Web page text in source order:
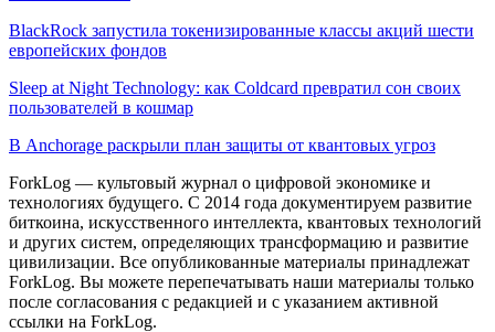
BlackRock запустила токенизированные классы акций шести
европейских фондов
Sleep at Night Technology: как Coldcard превратил сон своих
пользователей в кошмар
В Anchorage раскрыли план защиты от квантовых угроз
ForkLog — культовый журнал о цифровой экономике и
технологиях будущего. С 2014 года документируем развитие
биткоина, искусственного интеллекта, квантовых технологий
и других систем, определяющих трансформацию и развитие
цивилизации. Все опубликованные материалы принадлежат
ForkLog. Вы можете перепечатывать наши материалы только
после согласования с редакцией и с указанием активной
ссылки на ForkLog.